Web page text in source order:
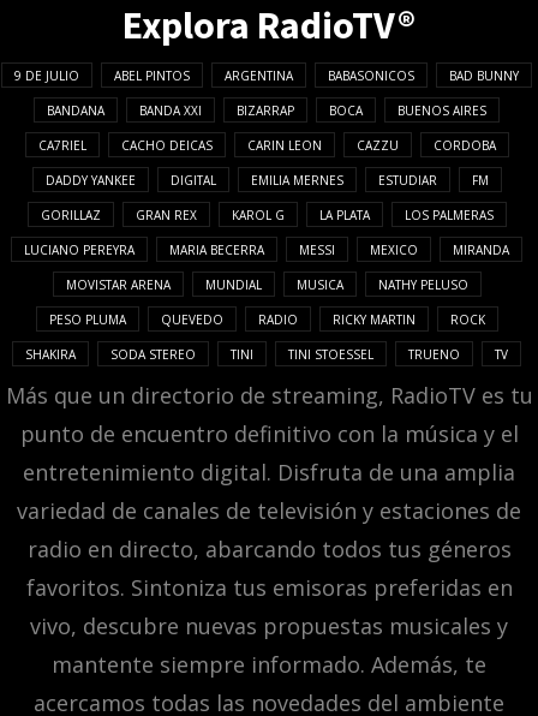
Explora RadioTV®
9 DE JULIO ABEL PINTOS ARGENTINA BABASONICOS BAD BUNNY
BANDANA BANDA XXI BIZARRAP BOCA BUENOS AIRES
CA7RIEL CACHO DEICAS CARIN LEON CAZZU CORDOBA
DADDY YANKEE DIGITAL EMILIA MERNES ESTUDIAR FM
GORILLAZ GRAN REX KAROL G LA PLATA LOS PALMERAS
LUCIANO PEREYRA MARIA BECERRA MESSI MEXICO MIRANDA
MOVISTAR ARENA MUNDIAL MUSICA NATHY PELUSO
PESO PLUMA QUEVEDO RADIO RICKY MARTIN ROCK
SHAKIRA SODA STEREO TINI TINI STOESSEL TRUENO TV
Más que un directorio de streaming, RadioTV es tu
punto de encuentro definitivo con la música y el
entretenimiento digital. Disfruta de una amplia
variedad de canales de televisión y estaciones de
radio en directo, abarcando todos tus géneros
favoritos. Sintoniza tus emisoras preferidas en
vivo, descubre nuevas propuestas musicales y
mantente siempre informado. Además, te
acercamos todas las novedades del ambiente